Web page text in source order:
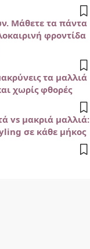
Μάθετε τα πάντα
φροντίδα
τα μαλλιά
χωρίς φθορές
vs μακριά μαλλιά:
σε κάθε μήκος